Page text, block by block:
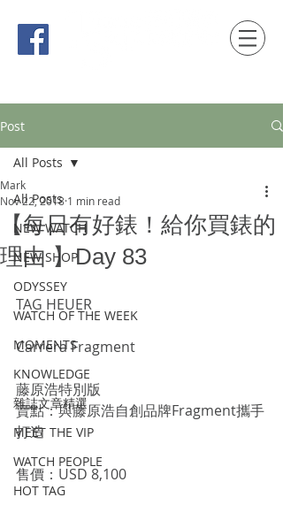
Post
All Posts
NEW WATCH
NEW SHOP
ODYSSEY
WATCH OF THE WEEK
MOMENTS
KNOWLEDGE
雜誌文章精選
MEET THE VIP
WATCH PEOPLE
HOT TAG
All Posts
【每日有好錶！給你買錶的
理由 】Day 83
Mark
Nov 22, 2018 1 min read
TAG HEUER
Carrera Fragment
藤原浩特別版
賣點：與藤原浩自創品牌Fragment攜手
打造
售價：USD 8,100